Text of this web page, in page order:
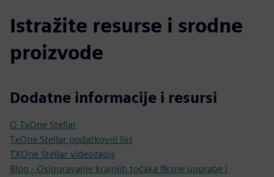
Istražite resurse i srodne
proizvode
Dodatne informacije i resursi
O TxOne Stellar
TxOne Stellar podatkovni list
TXOne Stellar videozapis
Blog - Osiguravanje krajnjih točaka fiksne uporabe i